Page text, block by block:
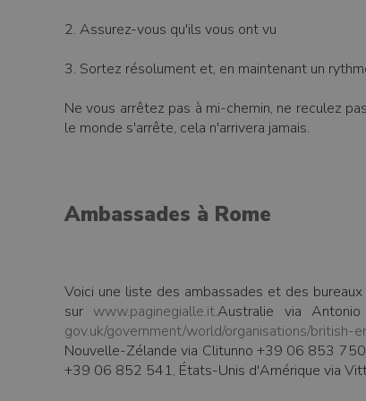
2. Assurez-vous qu'ils vous ont vu
3. Sortez résolument et, en maintenant un
Ne vous arrêtez pas à mi-chemin, ne reculez
le monde s'arrête, cela n'arrivera jamais.
Ambassades à Rome
Voici une liste des ambassades et des
sur www.paginegialle.it.Australie via
gov.uk/government/world/organisations/british-
Nouvelle-Zélande via Clitunno +39 06 853
+39 06 852 541, États-Unis d'Amérique via